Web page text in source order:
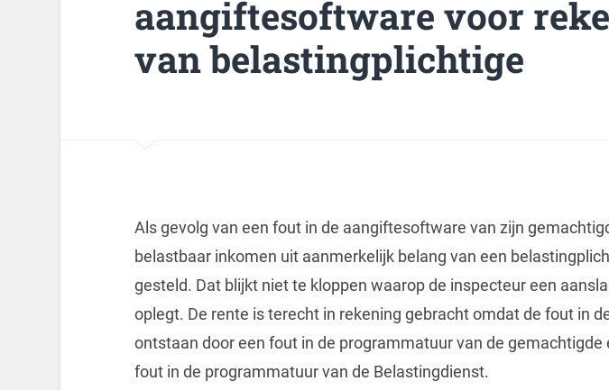
aangiftesoftware voor
van belastingplichtige
Als gevolg van een fout in de aangiftesoftware van zijn
belastbaar inkomen uit aanmerkelijk belang van een
gesteld. Dat blijkt niet te kloppen waarop de inspecteur een
oplegt. De rente is terecht in rekening gebracht omdat de fout in
ontstaan door een fout in de programmatuur van de gemachtigde
fout in de programmatuur van de Belastingdienst.